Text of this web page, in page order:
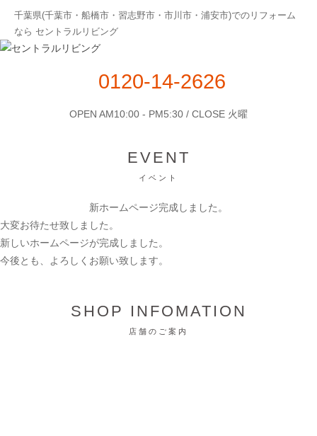
千葉県(千葉市・船橋市・習志野市・市川市・浦安市)でのリフォーム
なら セントラルリビング
0120-14-2626
OPEN AM10:00 - PM5:30 / CLOSE 火曜
EVENT
イベント
新ホームページ完成しました。
大変お待たせ致しました。
新しいホームページが完成しました。
今後とも、よろしくお願い致します。
SHOP INFOMATION
店舗のご案内